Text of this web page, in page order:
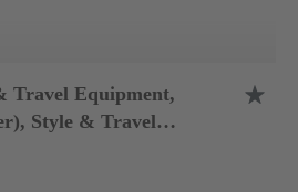
Travel Equipment,
Style & Travel